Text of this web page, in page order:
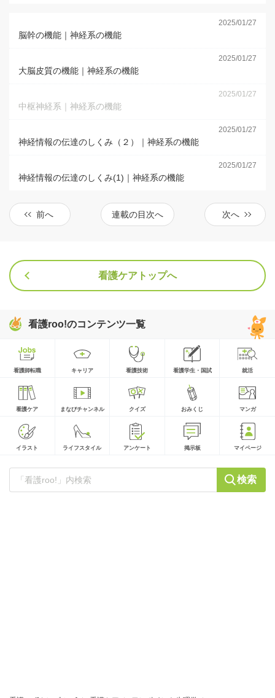
2025/01/27
脳幹の機能｜神経系の機能
2025/01/27
大脳皮質の機能｜神経系の機能
2025/01/27
中枢神経系｜神経系の機能
2025/01/27
神経情報の伝達のしくみ（２）｜神経系の機能
2025/01/27
神経情報の伝達のしくみ(1)｜神経系の機能
前へ 連載の目次へ 次へ
看護ケアトップへ
看護roo!のコンテンツ一覧
看護師転職 キャリア 看護技術 看護学生・国試 就活
看護ケア まなびチャンネル クイズ おみくじ マンガ
イラスト ライフスタイル アンケート 掲示板 マイページ
検索